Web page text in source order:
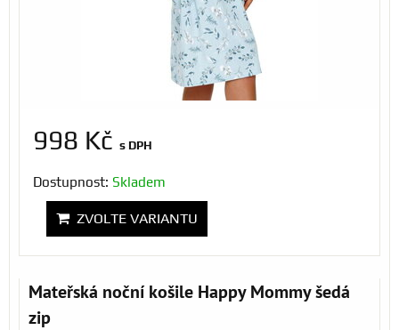
998 Kč s DPH
Dostupnost: Skladem
ZVOLTE VARIANTU
Mateřská noční košile Happy Mommy šedá
zip